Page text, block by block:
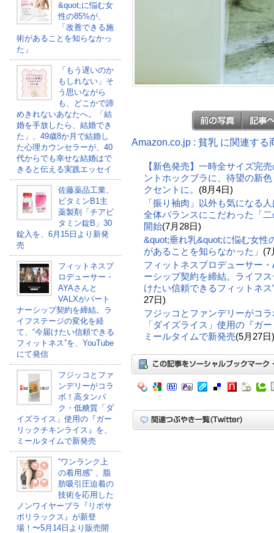
&quot;に悩む女
性の85%が、
「改善できる施
術があることを知らなかっ
た」
「もう遅いのか
もしれない」そ
う思いながら
も、どこかで諦
めきれないあなたへ。「結
婚を手放したら、結婚でき
た」、49歳8か月で結婚し
た心理カウンセラーが、40
代からでも幸せな結婚はで
きると伝える実践エッセイ
佐藤薬品工業、
ビタミンB1主
薬製剤「チアビ
タミン錠B」30
錠入を、6月15日より新発
売
フィットネスプ
ロデューサー・
AYAさんと
VALXがパート
ナーシップ契約を締結。ラ
イフステージの変化を経
て、“今届けたい信頼できる
フィットネス”を、YouTube
にて発信
フジッコとファ
ンデリーがコラ
ボ！高タンパ
ク・低糖質「ダ
イズライス」使用の『ガー
リックチキンライス』を、
ミールタイムで新発売
“ワンランク上
の着用感” 、脂
肪吸引圧迫着の
技術を応用した
ノンワイヤーブラ『リポサ
ポリラックス』が新登
場！〜5月14日より販売開
Amazon.co.jp : 貧乳 に関連する
【新色発売】一時全サイズ完
ントホックブラに、待望の新
クセントに。 (8月4日)
「振り袖肉」以外も気になる
全体バランスにこだわった「
開始(7月28日)
&quot;垂れ乳&quot;に悩む女性
があることを知らなかった」 (7
フィットネスプロデューサー
ーシップ契約を締結。ライフ
けたい信頼できるフィットネス
27日)
フジッコとファンデリーがコ
「ダイズライス」使用の『ガ
ミールタイムで新発売(5月27日)